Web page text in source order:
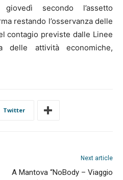
secondo l’assetto
restando l’osservanza delle
contagio previste dalle Linee
delle attività economiche,
Twitter
Next article
A Mantova “NoBody – Viaggio